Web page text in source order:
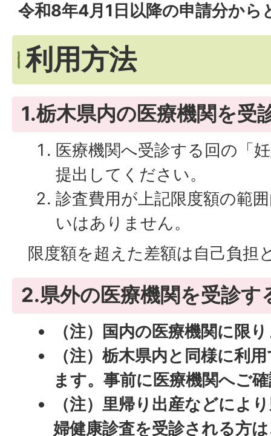
令和8年4月1日以降の申請分から
利用方法
1.栃木県内の医療機関を受
医療機関へ受診する回の「
提出してください。
診査費用が上記限度額の範
いはありません。
限度額を超えた差額は自己負担
2.県外の医療機関を受診す
（注）国内の医療機関に限
（注）栃木県内と同様に利
ます。事前に医療機関へご
（注）里帰り出産などによ
婦健康診査を受診される方